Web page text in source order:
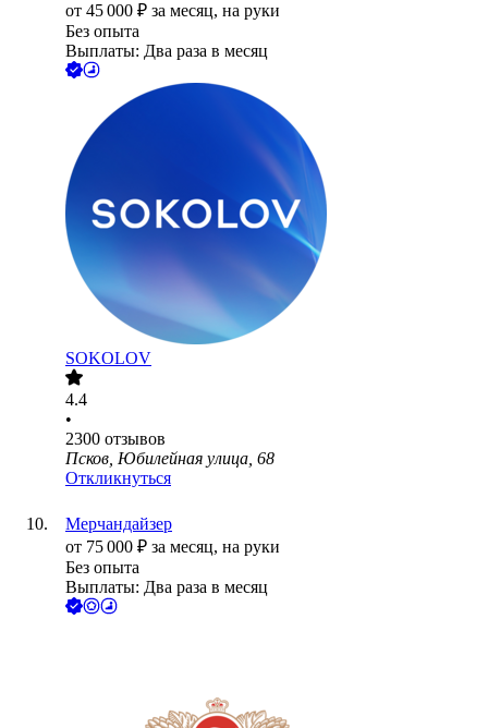
от 45 000 ₽ за месяц, на руки
Без опыта
Выплаты: Два раза в месяц
SOKOLOV
4.4
•
2300 отзывов
Псков, Юбилейная улица, 68
Откликнуться
Мерчандайзер
от 75 000 ₽ за месяц, на руки
Без опыта
Выплаты: Два раза в месяц